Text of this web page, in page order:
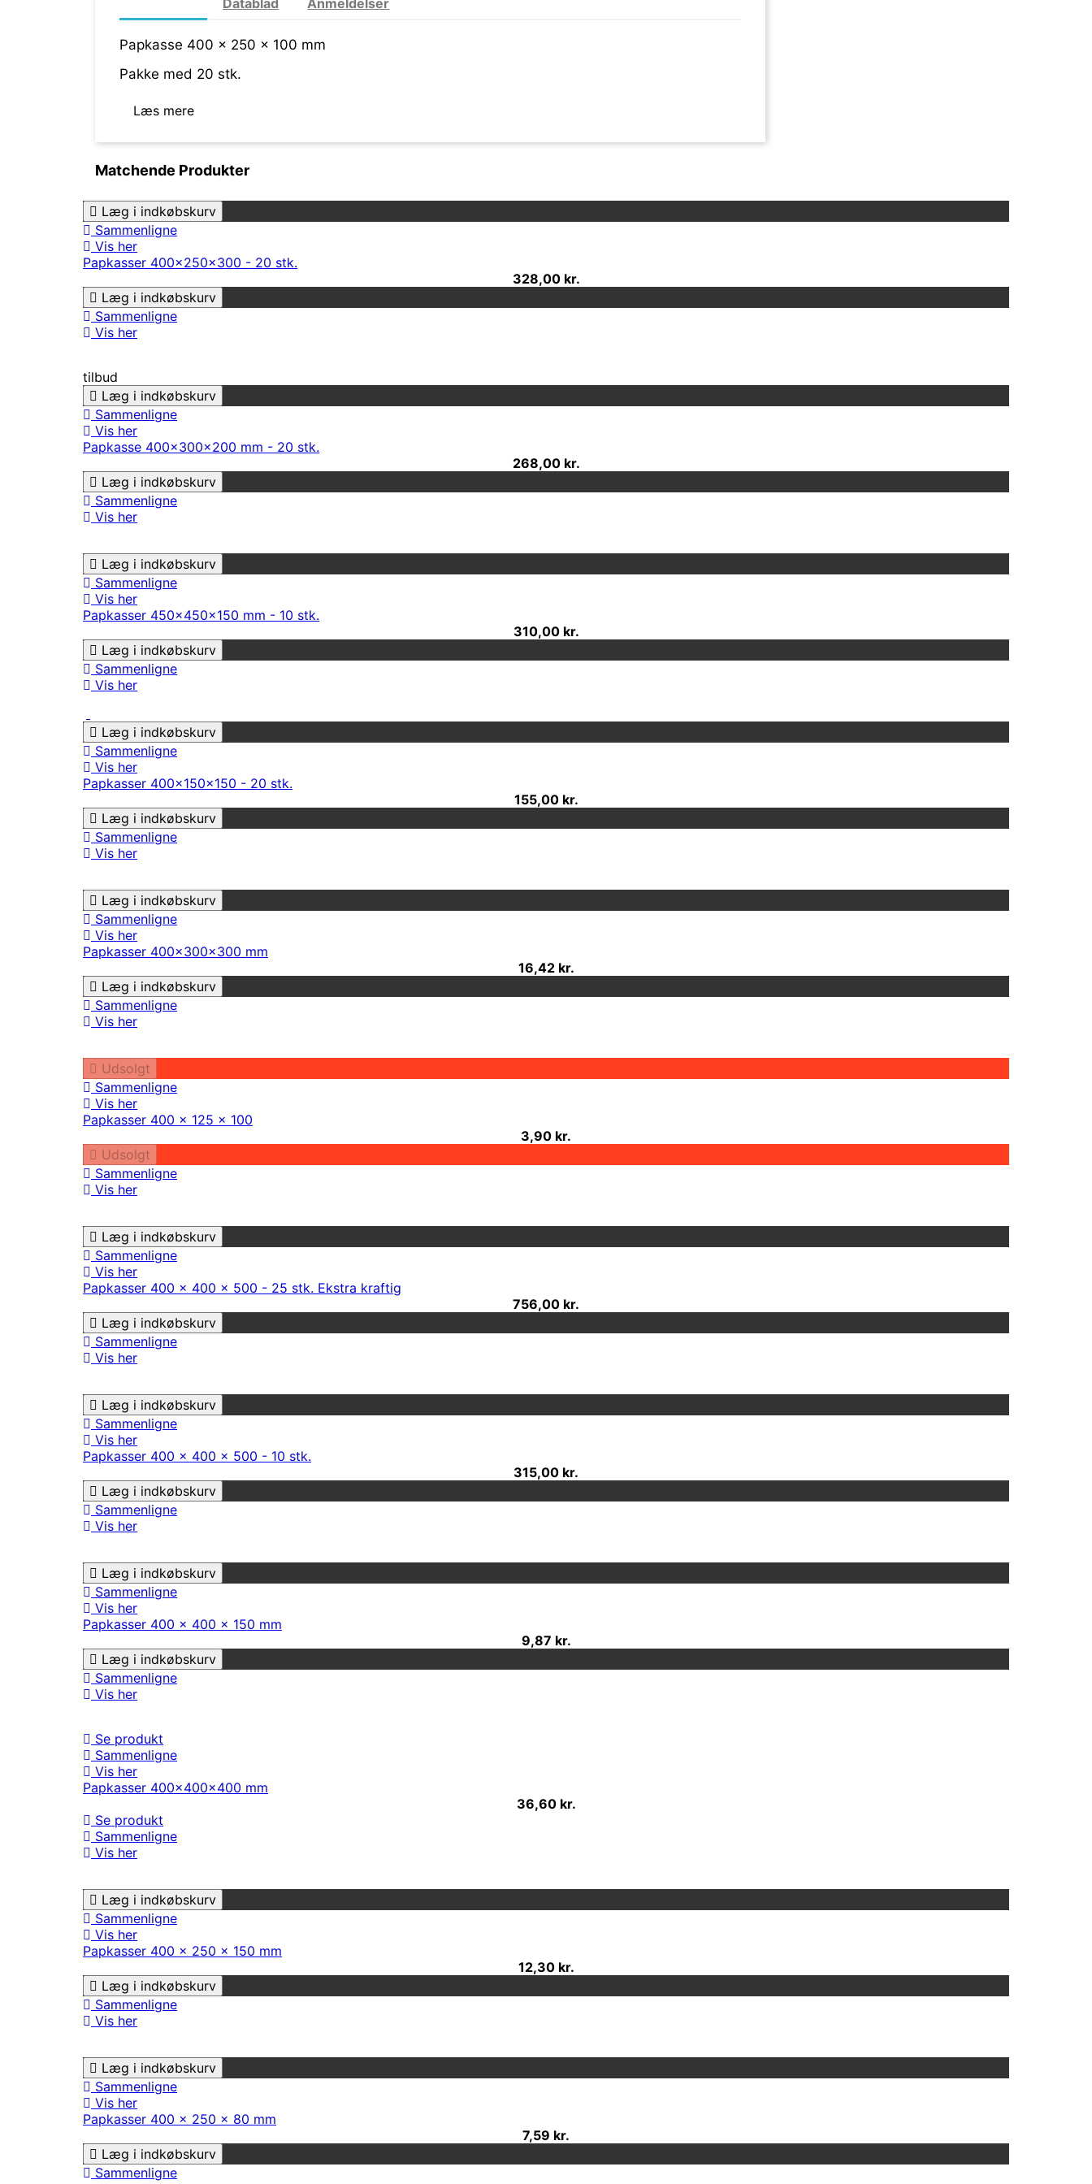
Datablad Anmeldelser
Papkasse 400 x 250 x 100 mm
Pakke med 20 stk.
Læs mere
Matchende Produkter
Læg i indkøbskurv
Sammenligne
Vis her
Papkasser 400x250x300 - 20 stk.
328,00 kr.
Læg i indkøbskurv
Sammenligne
Vis her
tilbud
Læg i indkøbskurv
Sammenligne
Vis her
Papkasse 400x300x200 mm - 20 stk.
268,00 kr.
Læg i indkøbskurv
Sammenligne
Vis her
Læg i indkøbskurv
Sammenligne
Vis her
Papkasser 450x450x150 mm - 10 stk.
310,00 kr.
Læg i indkøbskurv
Sammenligne
Vis her
Læg i indkøbskurv
Sammenligne
Vis her
Papkasser 400x150x150 - 20 stk.
155,00 kr.
Læg i indkøbskurv
Sammenligne
Vis her
Læg i indkøbskurv
Sammenligne
Vis her
Papkasser 400x300x300 mm
16,42 kr.
Læg i indkøbskurv
Sammenligne
Vis her
Udsolgt
Sammenligne
Vis her
Papkasser 400 x 125 x 100
3,90 kr.
Udsolgt
Sammenligne
Vis her
Læg i indkøbskurv
Sammenligne
Vis her
Papkasser 400 x 400 x 500 - 25 stk. Ekstra kraftig
756,00 kr.
Læg i indkøbskurv
Sammenligne
Vis her
Læg i indkøbskurv
Sammenligne
Vis her
Papkasser 400 x 400 x 500 - 10 stk.
315,00 kr.
Læg i indkøbskurv
Sammenligne
Vis her
Læg i indkøbskurv
Sammenligne
Vis her
Papkasser 400 x 400 x 150 mm
9,87 kr.
Læg i indkøbskurv
Sammenligne
Vis her
Se produkt
Sammenligne
Vis her
Papkasser 400x400x400 mm
36,60 kr.
Se produkt
Sammenligne
Vis her
Læg i indkøbskurv
Sammenligne
Vis her
Papkasser 400 x 250 x 150 mm
12,30 kr.
Læg i indkøbskurv
Sammenligne
Vis her
Læg i indkøbskurv
Sammenligne
Vis her
Papkasser 400 x 250 x 80 mm
7,59 kr.
Læg i indkøbskurv
Sammenligne